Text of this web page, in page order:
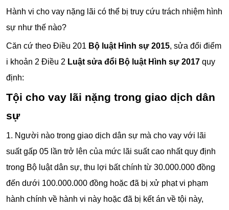
Hành vi cho vay nặng lãi có thể bị truy cứu trách nhiệm hình
sự như thế nào?
Căn cứ theo Điều 201 Bộ luật Hình sự 2015, sửa đổi điểm
i khoản 2 Điều 2 Luật sửa đổi Bộ luật Hình sự 2017 quy
định:
Tội cho vay lãi nặng trong giao dịch dân
sự
1. Người nào trong giao dịch dân sự mà cho vay với lãi
suất gấp 05 lần trở lên của mức lãi suất cao nhất quy định
trong Bộ luật dân sự, thu lợi bất chính từ 30.000.000 đồng
đến dưới 100.000.000 đồng hoặc đã bị xử phạt vi phạm
hành chính về hành vi này hoặc đã bị kết án về tội này,